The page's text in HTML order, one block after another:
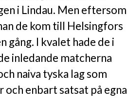
i Lindau. Men eftersom
de kom till Helsingfors
gång. I kvalet hade de i
inledande matcherna
naiva tyska lag som
enbart satsat på egna